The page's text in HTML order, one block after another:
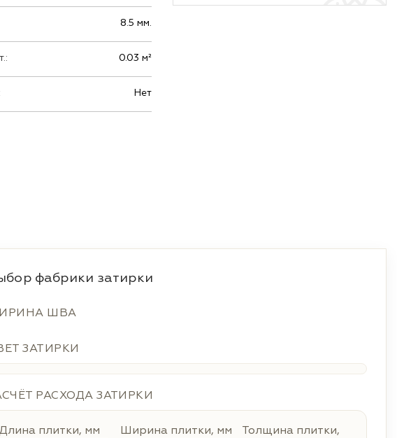
8.5 мм.
0.03 м²
Нет
фабрики затирки
ШВА
ЗАТИРКИ
РАСХОДА ЗАТИРКИ
плитки, мм Ширина плитки, мм
Толщина плитки,